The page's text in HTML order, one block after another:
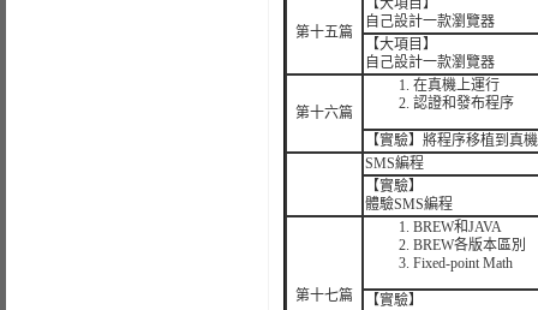
第十五篇
【大項目】
自己設計一款瀏覽器
【大項目】
自己設計一款瀏覽器
第十六篇
在真機上運行
認證和發布程序
【實驗】將程序移植到真機
SMS編程
【實驗】
體驗SMS編程
第十七篇
BREW和JAVA
BREW各版本區別
Fixed-point Math
【實驗】